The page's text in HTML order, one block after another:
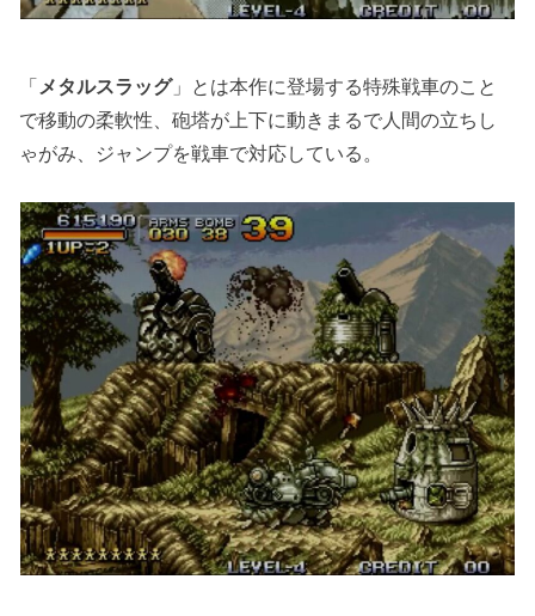
「 メタルスラッグ」とは本作に登場する特殊戦車のこと
で移動の柔軟性、砲塔が上下に動きまるで人間の立ちし
ゃがみ、ジャンプを戦車で対応している。